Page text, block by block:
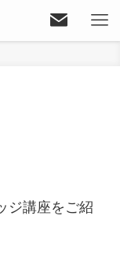
ジ講座をご紹